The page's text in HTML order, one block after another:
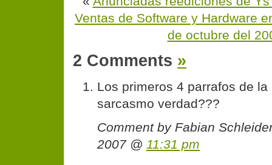
Ventas de Software y Hardware
de octubre del
2 Comments »
Los primeros 4 parrafos de la
sarcasmo verdad???
Comment by Fabian
2007 @ 11:31 pm